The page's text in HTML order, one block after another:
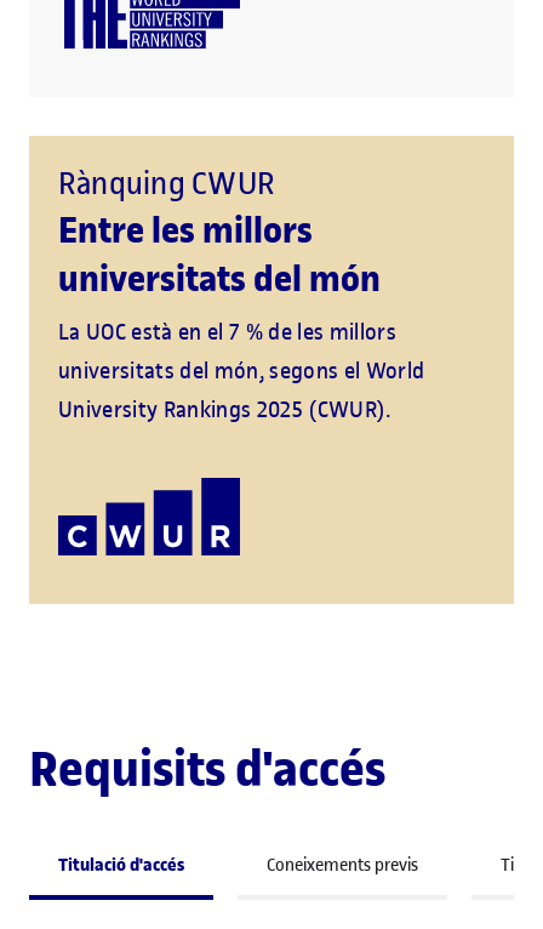
Rànquing CWUR
Entre les millors
universitats del món
La UOC està en el 7 % de les millors
universitats del món, segons el World
University Rankings 2025 (CWUR).
Requisits d'accés
Titulació d'accés Coneixements previs